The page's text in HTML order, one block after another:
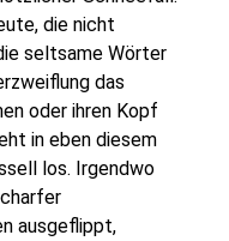
die nicht
seltsame Wörter
das
oder ihren Kopf
in eben diesem
los. Irgendwo
ausgeflippt,